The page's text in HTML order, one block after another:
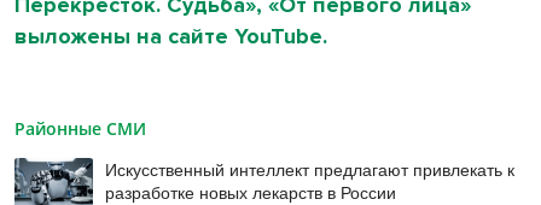
выложены на сайте YouTube.
Районные СМИ
Искусственный интеллект предлагают привлекать к
разработке новых лекарств в России